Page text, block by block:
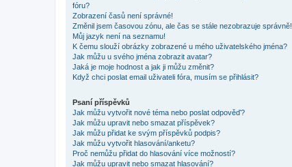
fóru?
Zobrazení časů není správné!
Změnil jsem časovou zónu, ale čas se stále nezobrazuje správně!
Můj jazyk není na seznamu!
K čemu slouží obrázky zobrazené u mého uživatelského jména?
Jak můžu u svého jména zobrazit avatar?
Jaká je moje hodnost a jak ji můžu změnit?
Když chci poslat email uživateli fóra, musím se přihlásit?
Psaní příspěvků
Jak můžu vytvořit nové téma nebo poslat odpověď?
Jak můžu upravit nebo smazat příspěvek?
Jak můžu přidat ke svým příspěvků podpis?
Jak můžu vytvořit hlasování/anketu?
Proč nemůžu přidat do hlasování více možností?
Jak můžu upravit nebo smazat hlasování?